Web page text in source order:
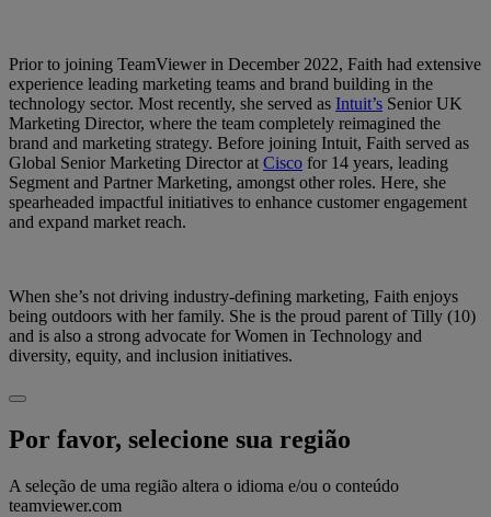
Prior to joining TeamViewer in December 2022, Faith had extensive
experience leading marketing teams and brand building in the
technology sector. Most recently, she served as Intuit’s Senior UK
Marketing Director, where the team completely reimagined the
brand and marketing strategy. Before joining Intuit, Faith served as
Global Senior Marketing Director at Cisco for 14 years, leading
Segment and Partner Marketing, amongst other roles. Here, she
spearheaded impactful initiatives to enhance customer engagement
and expand market reach.
When she’s not driving industry-defining marketing, Faith enjoys
being outdoors with her family. She is the proud parent of Tilly (10)
and is also a strong advocate for Women in Technology and
diversity, equity, and inclusion initiatives.
Por favor, selecione sua região
A seleção de uma região altera o idioma e/ou o conteúdo
teamviewer.com